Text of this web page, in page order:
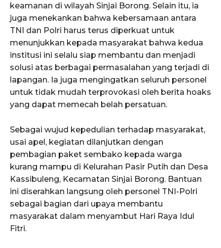
keamanan di wilayah Sinjai Borong. Selain itu, ia
juga menekankan bahwa kebersamaan antara
TNI dan Polri harus terus diperkuat untuk
menunjukkan kepada masyarakat bahwa kedua
institusi ini selalu siap membantu dan menjadi
solusi atas berbagai permasalahan yang terjadi di
lapangan. Ia juga mengingatkan seluruh personel
untuk tidak mudah terprovokasi oleh berita hoaks
yang dapat memecah belah persatuan.
Sebagai wujud kepedulian terhadap masyarakat,
usai apel, kegiatan dilanjutkan dengan
pembagian paket sembako kepada warga
kurang mampu di Kelurahan Pasir Putih dan Desa
Kassibuleng, Kecamatan Sinjai Borong. Bantuan
ini diserahkan langsung oleh personel TNI-Polri
sebagai bagian dari upaya membantu
masyarakat dalam menyambut Hari Raya Idul
Fitri.